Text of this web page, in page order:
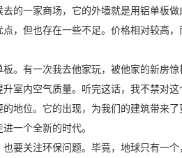
的一家商场，它的外墙就是用铝单板做
，但也存在一些不足。价格相对较高
。有一次我去他家玩，被他家的新房
室内空气质量。听完这话，我不禁对这
地位。它的出现，为我们的建筑带来了
一个全新的时代。
要关注环保问题。毕竟，地球只有一